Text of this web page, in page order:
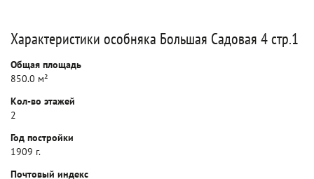
Характеристики особняка Большая Садовая 4 стр.1
Общая площадь
850.0 м²
Кол-во этажей
2
Год постройки
1909 г.
Почтовый индекс